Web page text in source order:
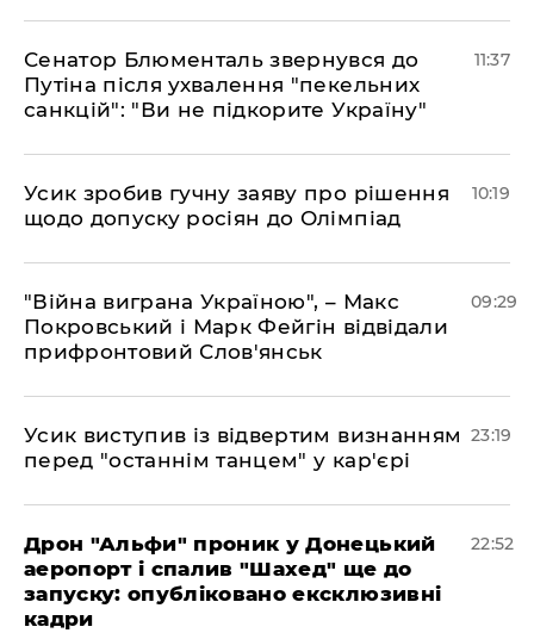
Сенатор Блюменталь звернувся до
Путіна після ухвалення "пекельних
санкцій": "Ви не підкорите Україну"
11:37
Усик зробив гучну заяву про рішення
щодо допуску росіян до Олімпіад
10:19
"Війна виграна Україною", – Макс
Покровський і Марк Фейгін відвідали
прифронтовий Слов'янськ
09:29
​Усик виступив із відвертим визнанням
перед "останнім танцем" у кар'єрі
23:19
​Дрон "Альфи" проник у Донецький
аеропорт і спалив "Шахед" ще до
запуску: опубліковано ексклюзивні
кадри
22:52